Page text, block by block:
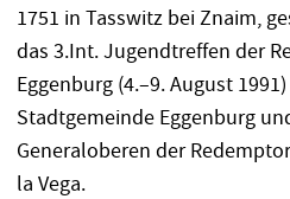
1751 in Tasswitz bei Znaim,
das 3.Int. Jugendtreffen der
Eggenburg (4.–9. August
Stadtgemeinde Eggenburg
Generaloberen der
la Vega.